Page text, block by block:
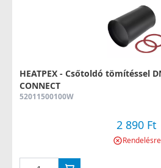
HEATPEX - Csőtoldó tömítéssel
CONNECT
52011500100W
2 890 Ft
Rendelésre